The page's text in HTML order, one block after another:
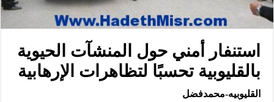
استنفار أمني حول المنشآت الحيوية
بالقليوبية تحسبًا لتظاهرات الإرهابية
القليوبيه-محمدفضل